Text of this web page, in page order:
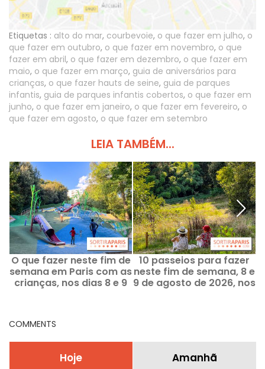
Etiquetas : alto do mar, courbevoie, o que fazer em julho, o
que fazer em outubro, o que fazer em novembro, o que
fazer em abril, o que fazer em dezembro, o que fazer em
maio, o que fazer em março, guia de aniversários para
crianças, o que fazer hauts de seine, guia de parques
infantis, guia de parques infantis cobertos, o que fazer em
junho, o que fazer em janeiro, o que fazer em fevereiro, o
que fazer em agosto, o que fazer em setembro
LEIA TAMBÉM...
O que fazer neste fim de
semana em Paris com as
crianças, nos dias 8 e 9
10 passeios para fazer
neste fim de semana, 8 e
9 de agosto de 2026, nos
COMMENTS
Hoje Amanhã